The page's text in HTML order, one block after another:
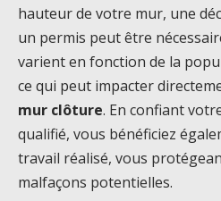
hauteur de votre mur, une
un permis peut être
varient en fonction de la
ce qui peut impacter
mur clôture. En confiant
qualifié, vous bénéficiez
travail réalisé, vous
malfaçons potentielles.